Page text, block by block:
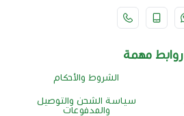
روابط مهمة
الشروط والأحكام
سياسة الشحن والتوصيل
والمدفوعات